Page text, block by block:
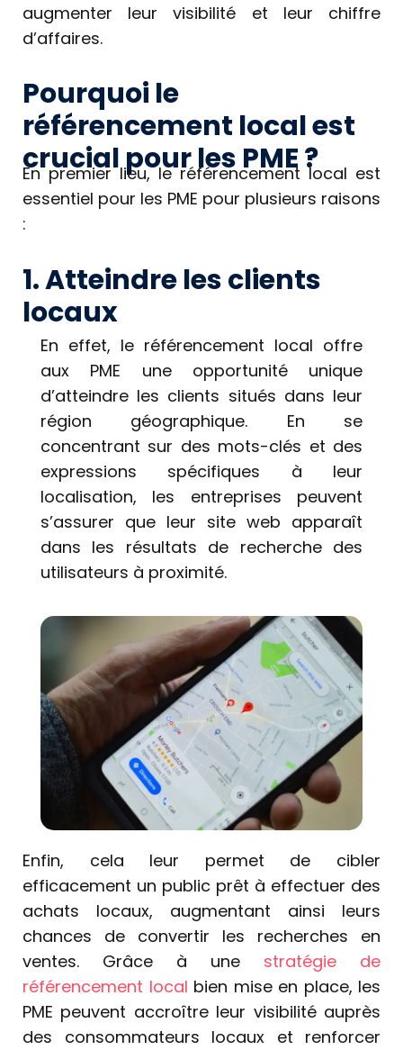
augmenter leur visibilité et leur chiffre
d’affaires.
Pourquoi le
référencement local est
crucial pour les PME ?
En premier lieu, le référencement local est
essentiel pour les PME pour plusieurs raisons
:
1. Atteindre les clients
locaux
En effet, le référencement local offre
aux PME une opportunité unique
d’atteindre les clients situés dans leur
région géographique. En se
concentrant sur des mots-clés et des
expressions spécifiques à leur
localisation, les entreprises peuvent
s’assurer que leur site web apparaît
dans les résultats de recherche des
utilisateurs à proximité.
Enfin, cela leur permet de cibler
efficacement un public prêt à effectuer des
achats locaux, augmentant ainsi leurs
chances de convertir les recherches en
ventes. Grâce à une stratégie de
référencement local bien mise en place, les
PME peuvent accroître leur visibilité auprès
des consommateurs locaux et renforcer